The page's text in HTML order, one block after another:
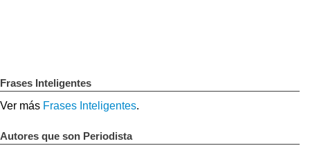
Frases Inteligentes
Ver más Frases Inteligentes.
Autores que son Periodista